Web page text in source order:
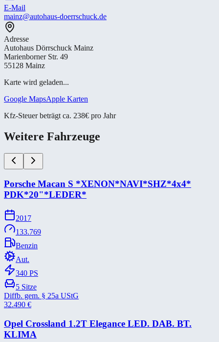
E-Mail
mainz@autohaus-doerrschuck.de
Adresse
Autohaus Dörrschuck Mainz
Marienborner Str. 49
55128 Mainz
Karte wird geladen...
Google MapsApple Karten
Kfz-Steuer beträgt ca. 238€ pro Jahr
Weitere Fahrzeuge
Porsche Macan S *​XENON*​NAVI*​SHZ*​4x4*​
PDK*​20"*​LEDER*​
2017
133.769
Benzin
Aut.
340 PS
5 Sitze
Diffb. gem. § 25a UStG
32.490 €
Opel Crossland 1.2T Elegance LED. DAB. BT.
KLIMA